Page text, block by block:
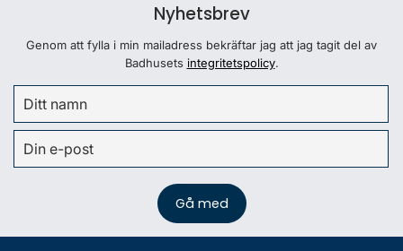
Nyhetsbrev
Genom att fylla i min mailadress bekräftar jag att jag tagit del av
Badhusets integritetspolicy.